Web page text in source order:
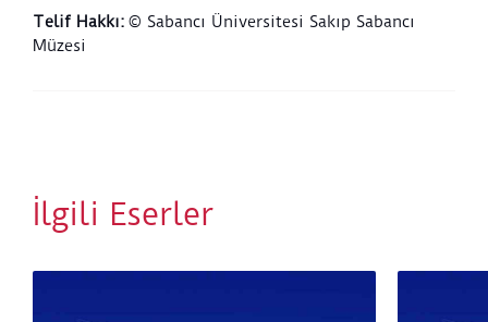
Telif Hakkı: © Sabancı Üniversitesi Sakıp Sabancı
Müzesi
İlgili Eserler